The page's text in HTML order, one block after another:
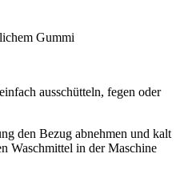
Gummi
ausschütteln, fegen oder
den Bezug abnehmen und kalt
Waschmittel in der Maschine